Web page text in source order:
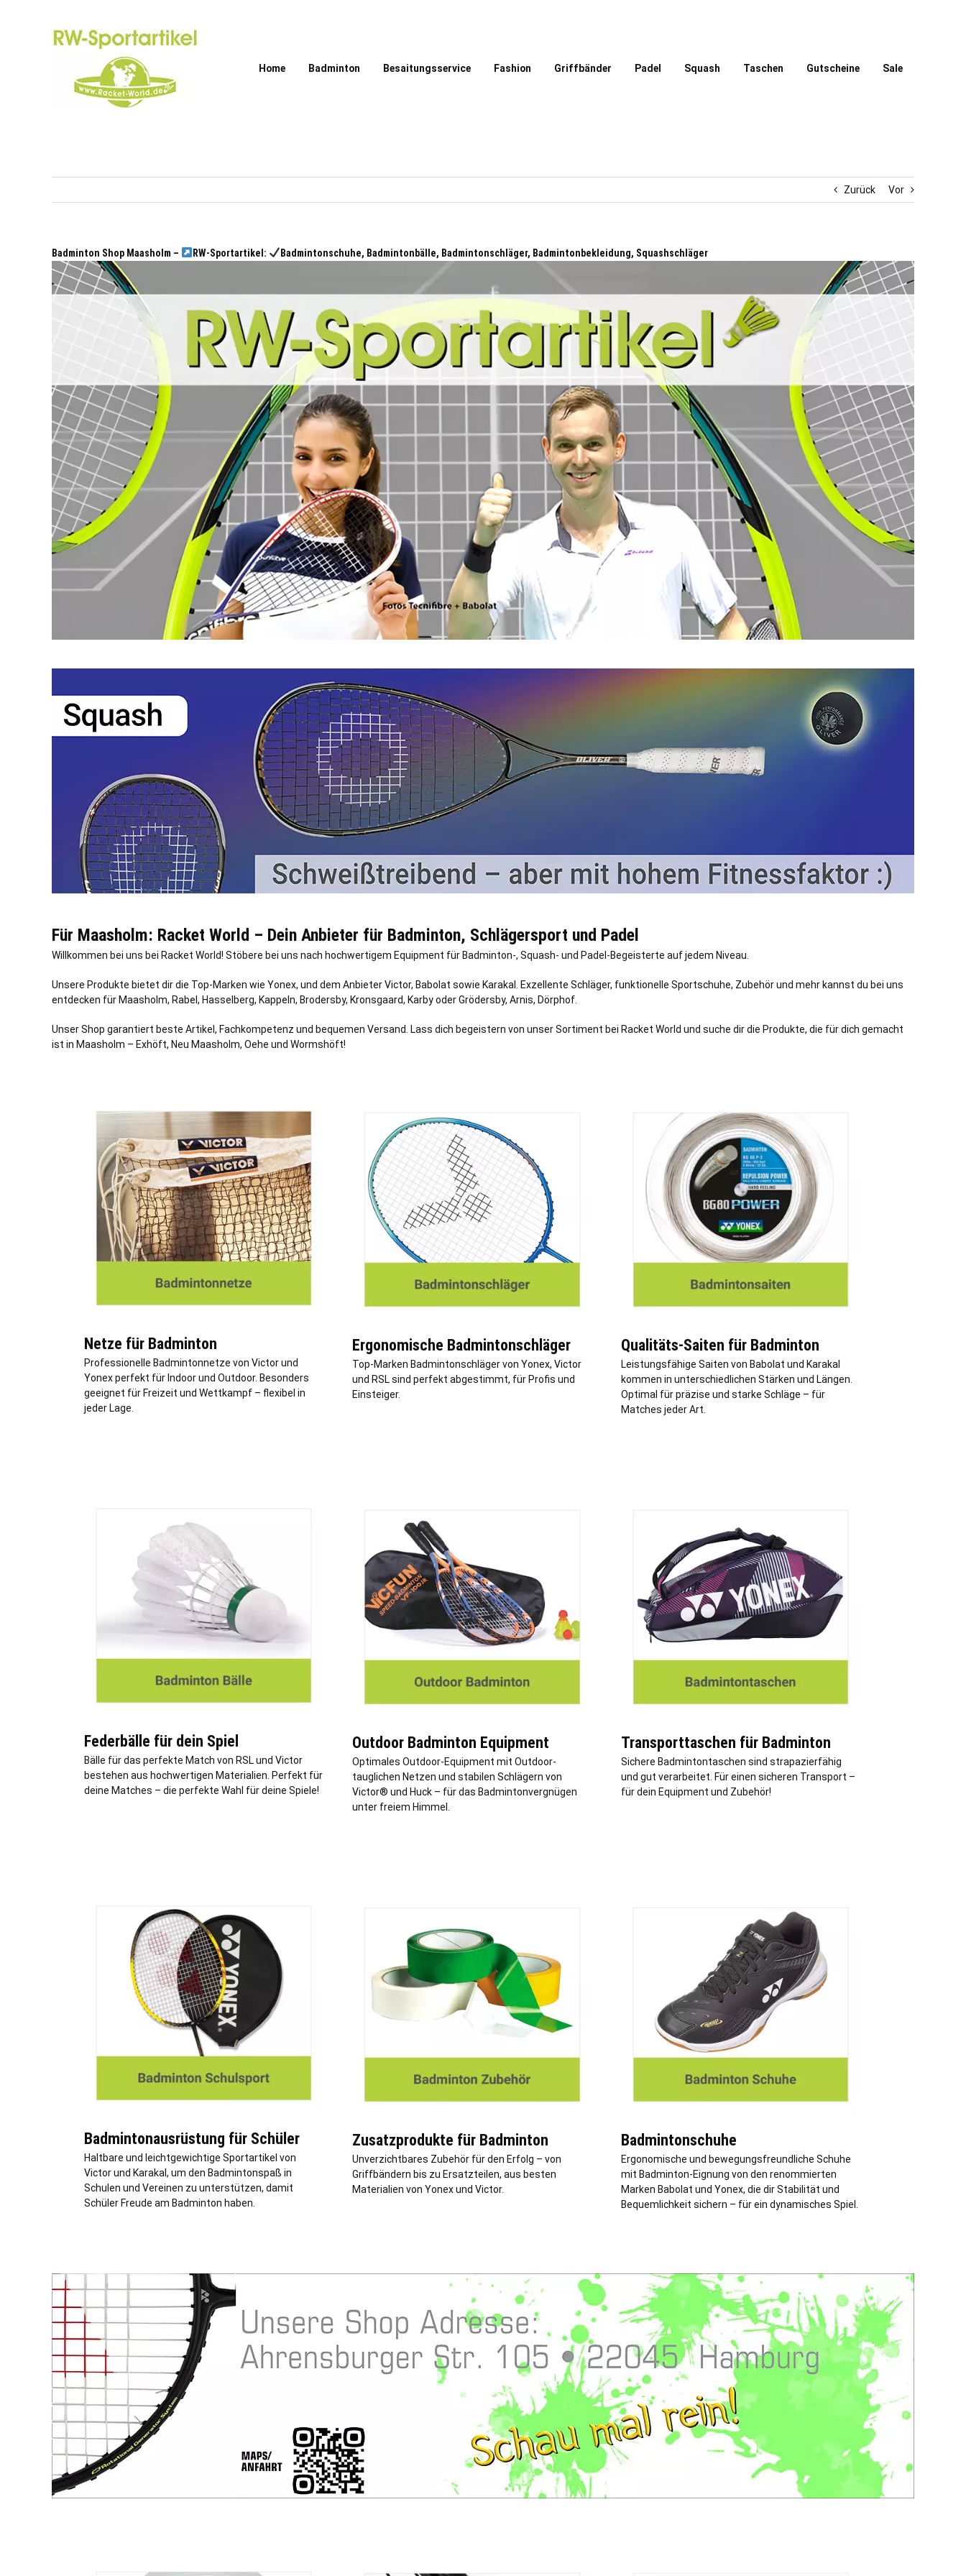
Home Badminton Besaitungsservice Fashion Griffbänder Padel Squash Taschen Gutscheine Sale
Zurück Vor
Badminton Shop Maasholm – RW-Sportartikel: Badmintonschuhe, Badmintonbälle, Badmintonschläger, Badmintonbekleidung, Squashschläger
Für Maasholm: Racket World – Dein Anbieter für Badminton, Schlägersport und Padel
Willkommen bei uns bei Racket World! Stöbere bei uns nach hochwertigem Equipment für Badminton-, Squash- und Padel-Begeisterte auf jedem Niveau.
Unsere Produkte bietet dir die Top-Marken wie Yonex, und dem Anbieter Victor, Babolat sowie Karakal. Exzellente Schläger, funktionelle Sportschuhe, Zubehör und mehr kannst du bei uns
entdecken für Maasholm, Rabel , Hasselberg, Kappeln, Brodersby, Kronsgaard, KarbyoderGrödersby, Arnis, Dörphof
Unser Shop garantiert beste Artikel, Fachkompetenz und bequemen Versand. Lass dich begeistern von unser Sortiment bei Racket World und suche dir die Produkte, die für dich gemacht
ist in Maasholm – Exhöft, Neu Maasholm, Oehe und Wormshöft!
Netze für Badminton
Professionelle Badmintonnetze von Victor und
Yonex perfekt für Indoor und Outdoor. Besonders
geeignet für Freizeit und Wettkampf – flexibel in
jeder Lage.
Ergonomische Badmintonschläger
Top-Marken Badmintonschläger von Yonex, Victor
und RSL sind perfekt abgestimmt, für Profis und
Einsteiger.
Qualitäts-Saiten für Badminton
Leistungsfähige Saiten von Babolat und Karakal
kommen in unterschiedlichen Stärken und Längen.
Optimal für präzise und starke Schläge – für
Matches jeder Art.
Federbälle für dein Spiel
Bälle für das perfekte Match von RSL und Victor
bestehen aus hochwertigen Materialien. Perfekt für
deine Matches – die perfekte Wahl für deine Spiele!
Outdoor Badminton Equipment
Optimales Outdoor-Equipment mit Outdoor-
tauglichen Netzen und stabilen Schlägern von
Victor® und Huck – für das Badmintonvergnügen
unter freiem Himmel.
Transporttaschen für Badminton
Sichere Badmintontaschen sind strapazierfähig
und gut verarbeitet. Für einen sicheren Transport –
für dein Equipment und Zubehör!
Badmintonausrüstung für Schüler
Haltbare und leichtgewichtige Sportartikel von
Victor und Karakal, um den Badmintonspaß in
Schulen und Vereinen zu unterstützen, damit
Schüler Freude am Badminton haben.
Zusatzprodukte für Badminton
Unverzichtbares Zubehör für den Erfolg – von
Griffbändern bis zu Ersatzteilen, aus besten
Materialien von Yonex und Victor.
Badmintonschuhe
Ergonomische und bewegungsfreundliche Schuhe
mit Badminton-Eignung von den renommierten
Marken Babolat und Yonex, die dir Stabilität und
Bequemlichkeit sichern – für ein dynamisches Spiel.